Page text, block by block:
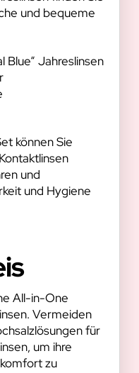
und bequeme
Blue“ Jahreslinsen
können Sie
und
und Hygiene
All-in-One
Vermeiden
für
um ihre
zu